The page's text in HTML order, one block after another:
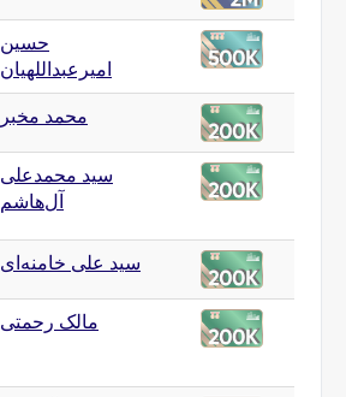
حسین
امیرعبداللهیان
محمد مخبر
سید محمدعلی
آل‌هاشم
سید علی خامنه‌ای
مالک رحمتی